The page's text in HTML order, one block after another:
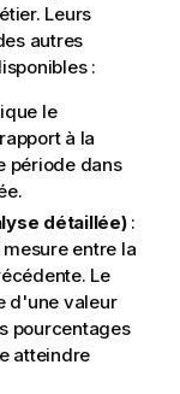
Leurs
autres
:
le
à la
période dans
détaillée):
entre la
Le
d'une valeur
pourcentages
atteindre